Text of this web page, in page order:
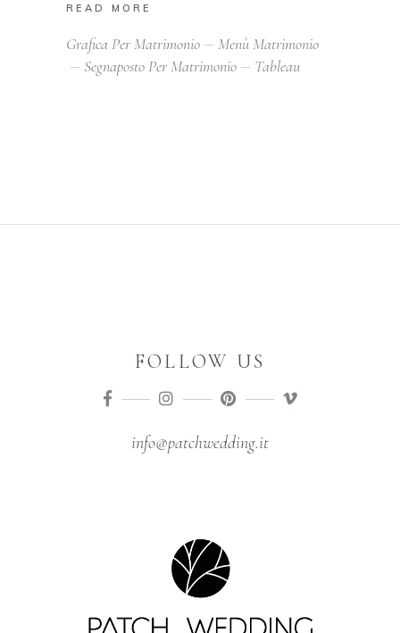
READ MORE
Grafica Per Matrimonio
Menù Matrimonio
Segnaposto Per Matrimonio
Tableau
FOLLOW US
info@patchwedding.it